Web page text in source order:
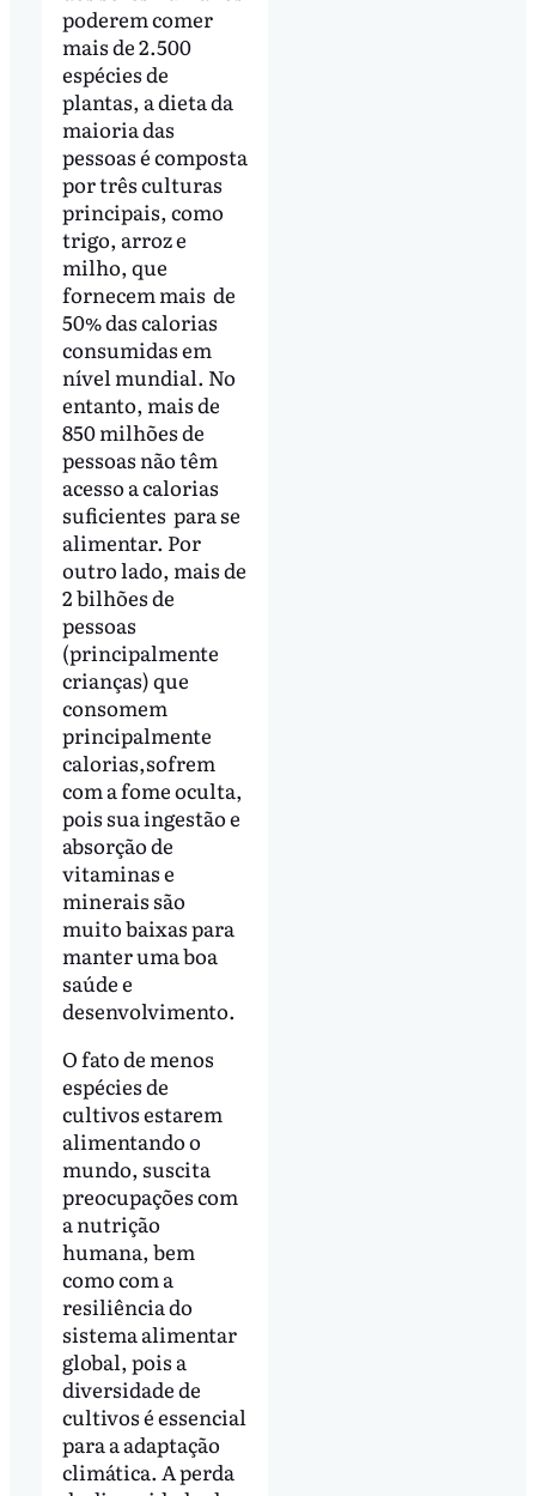
poderem comer
mais de 2.500
espécies de
plantas, a dieta da
maioria das
pessoas é composta
por três culturas
principais, como
trigo, arroz e
milho, que
fornecem mais de
50% das calorias
consumidas em
nível mundial. No
entanto, mais de
850 milhões de
pessoas não têm
acesso a calorias
suficientes para se
alimentar. Por
outro lado, mais de
2 bilhões de
pessoas
(principalmente
crianças) que
consomem
principalmente
calorias,sofrem
com a fome oculta,
pois sua ingestão e
absorção de
vitaminas e
minerais são
muito baixas para
manter uma boa
saúde e
desenvolvimento.
O fato de menos
espécies de
cultivos estarem
alimentando o
mundo, suscita
preocupações com
a nutrição
humana, bem
como com a
resiliência do
sistema alimentar
global, pois a
diversidade de
cultivos é essencial
para a adaptação
climática. A perda